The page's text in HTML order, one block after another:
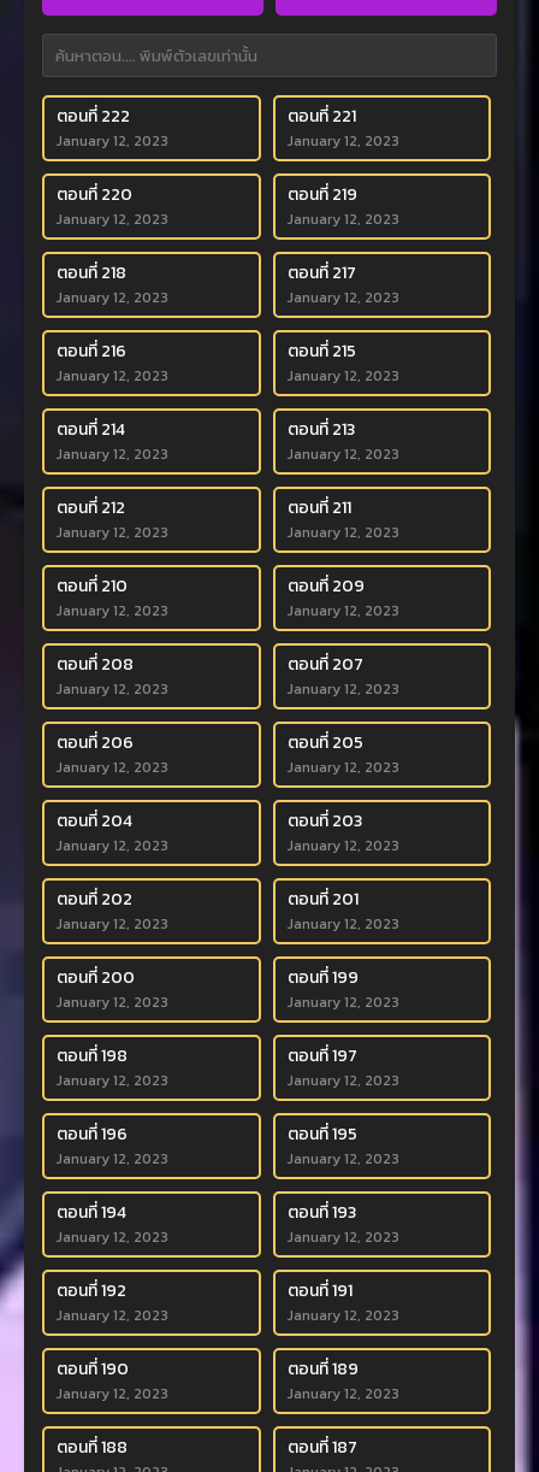
ตอนที่ 222
January 12, 2023
ตอนที่ 221
January 12, 2023
ตอนที่ 220
January 12, 2023
ตอนที่ 219
January 12, 2023
ตอนที่ 218
January 12, 2023
ตอนที่ 217
January 12, 2023
ตอนที่ 216
January 12, 2023
ตอนที่ 215
January 12, 2023
ตอนที่ 214
January 12, 2023
ตอนที่ 213
January 12, 2023
ตอนที่ 212
January 12, 2023
ตอนที่ 211
January 12, 2023
ตอนที่ 210
January 12, 2023
ตอนที่ 209
January 12, 2023
ตอนที่ 208
January 12, 2023
ตอนที่ 207
January 12, 2023
ตอนที่ 206
January 12, 2023
ตอนที่ 205
January 12, 2023
ตอนที่ 204
January 12, 2023
ตอนที่ 203
January 12, 2023
ตอนที่ 202
January 12, 2023
ตอนที่ 201
January 12, 2023
ตอนที่ 200
January 12, 2023
ตอนที่ 199
January 12, 2023
ตอนที่ 198
January 12, 2023
ตอนที่ 197
January 12, 2023
ตอนที่ 196
January 12, 2023
ตอนที่ 195
January 12, 2023
ตอนที่ 194
January 12, 2023
ตอนที่ 193
January 12, 2023
ตอนที่ 192
January 12, 2023
ตอนที่ 191
January 12, 2023
ตอนที่ 190
January 12, 2023
ตอนที่ 189
January 12, 2023
ตอนที่ 188 ตอนที่ 187